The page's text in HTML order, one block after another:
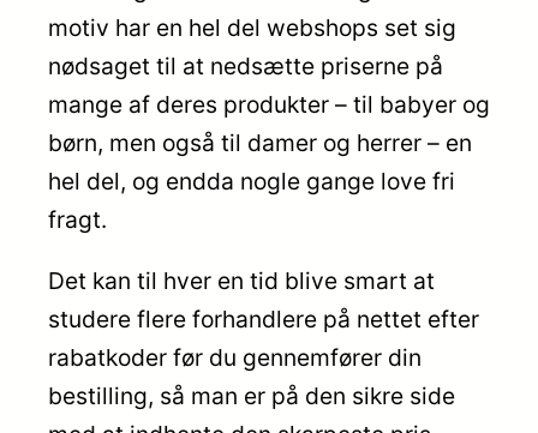
motiv har en hel del webshops set sig
nødsaget til at nedsætte priserne på
mange af deres produkter – til babyer og
børn, men også til damer og herrer – en
hel del, og endda nogle gange love fri
fragt.
Det kan til hver en tid blive smart at
studere flere forhandlere på nettet efter
rabatkoder før du gennemfører din
bestilling, så man er på den sikre side